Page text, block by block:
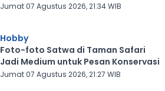
Jumat 07 Agustus 2026, 21:34 WIB
Hobby
Foto-foto Satwa di Taman Safari
Jadi Medium untuk Pesan Konservasi
Jumat 07 Agustus 2026, 21:27 WIB